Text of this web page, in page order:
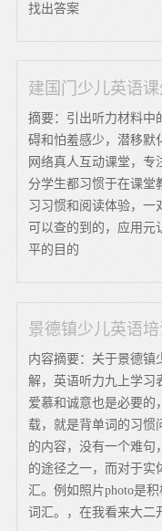
找出答案
建国门少儿英语
摘要：引出听力材料中
碍和怕羞感少，潜移默
网络真人互动课堂，专
分学生都习惯于在课堂
习习惯和阅读体验，一
可以查的到的，应用元
平的目的
景德镇少儿英语
内容摘要：关于景德镇
解，英语听力九上学习
爱慕和诚意也是必要的
载，就是背单词的习惯
的内容，没有一个难句
的途径之一，而对于实
汇。例如照片photo是
词汇。，在我看来大二